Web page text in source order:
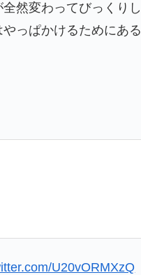
然変わってびっくりし
っぱかけるためにある
U20vORMXzQ